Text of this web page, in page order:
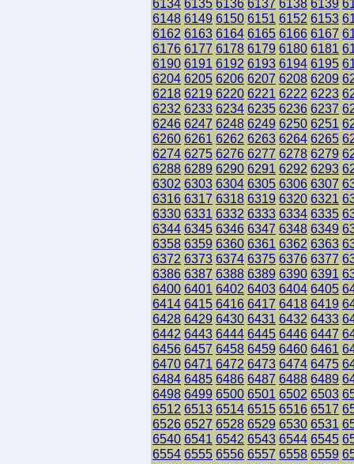
6134 6135 6136 6137 6138 6139
6148 6149 6150 6151 6152 6153
6162 6163 6164 6165 6166 6167
6176 6177 6178 6179 6180 6181
6190 6191 6192 6193 6194 6195
6204 6205 6206 6207 6208 6209
6218 6219 6220 6221 6222 6223
6232 6233 6234 6235 6236 6237
6246 6247 6248 6249 6250 6251
6260 6261 6262 6263 6264 6265
6274 6275 6276 6277 6278 6279
6288 6289 6290 6291 6292 6293
6302 6303 6304 6305 6306 6307
6316 6317 6318 6319 6320 6321
6330 6331 6332 6333 6334 6335
6344 6345 6346 6347 6348 6349
6358 6359 6360 6361 6362 6363
6372 6373 6374 6375 6376 6377
6386 6387 6388 6389 6390 6391
6400 6401 6402 6403 6404 6405
6414 6415 6416 6417 6418 6419
6428 6429 6430 6431 6432 6433
6442 6443 6444 6445 6446 6447
6456 6457 6458 6459 6460 6461
6470 6471 6472 6473 6474 6475
6484 6485 6486 6487 6488 6489
6498 6499 6500 6501 6502 6503
6512 6513 6514 6515 6516 6517
6526 6527 6528 6529 6530 6531
6540 6541 6542 6543 6544 6545
6554 6555 6556 6557 6558 6559